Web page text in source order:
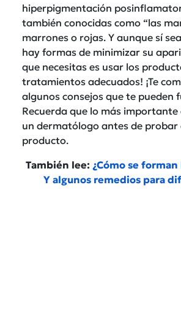
hiperpigmentación
también conocidas como “las
marrones o rojas. Y aunque sí
hay formas de minimizar su
que necesitas es usar los
tratamientos adecuados! ¡Te
algunos consejos que te pueden
Recuerda que lo más
un dermatólogo antes de probar
producto.
También lee: ¿Cómo se
Y algunos remedios para